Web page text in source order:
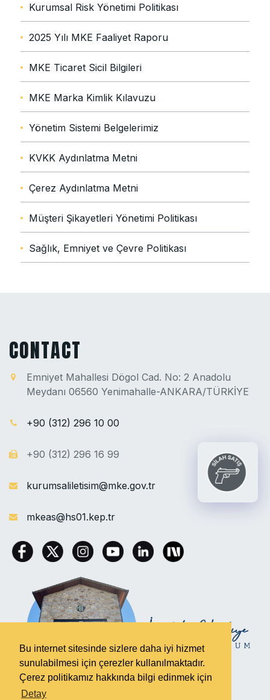
Bu internet sitesinde sizlere daha iyi hizmet
sunulabilmesi için çerezler kullanılmaktadır.
Çerez politikamız hakkında bilgi edinmek için
Detay
Kurumsal Risk Yönetimi Politikası
2025 Yılı MKE Faaliyet Raporu
MKE Ticaret Sicil Bilgileri
MKE Marka Kimlik Kılavuzu
Yönetim Sistemi Belgelerimiz
KVKK Aydınlatma Metni
Çerez Aydınlatma Metni
Müşteri Şikayetleri Yönetimi Politikası
Sağlık, Emniyet ve Çevre Politikası
CONTACT
Emniyet Mahallesi Dögol Cad. No: 2 Anadolu
Meydanı 06560 Yenimahalle-ANKARA/TÜRKİYE
+90 (312) 296 10 00
+90 (312) 296 16 99
kurumsaliletisim@mke.gov.tr
mkeas@hs01.kep.tr